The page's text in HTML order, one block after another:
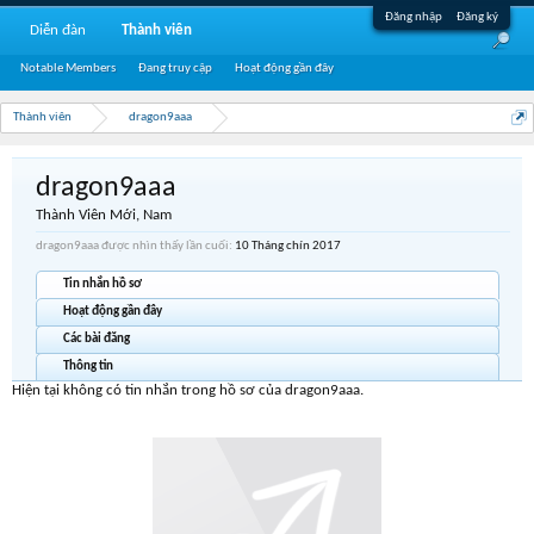
Đăng nhập Đăng ký
Thành viên dragon9aaa
dragon9aaa
Thành Viên Mới, Nam
dragon9aaa được nhìn thấy lần cuối: 10 Tháng chín 2017
Tin nhắn hồ sơ
Hoạt động gần đây
Các bài đăng
Thông tin
Hiện tại không có tin nhắn trong hồ sơ của dragon9aaa.
Diễn đàn Thành viên
Notable Members Đang truy cập Hoạt động gần đây